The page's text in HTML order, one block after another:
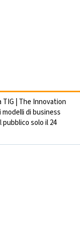
TIG | The Innovation
di business
solo il 24